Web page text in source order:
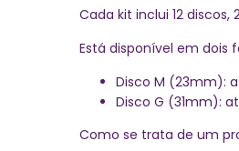
Cada kit inclui 12
Está disponível em dois
Disco M (23mm):
Disco G (31mm):
Como se trata de um